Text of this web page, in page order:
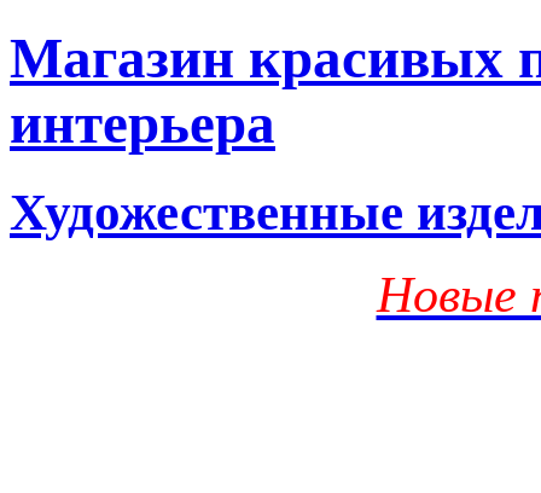
Магазин красивых
интерьера
Художественные
Новые